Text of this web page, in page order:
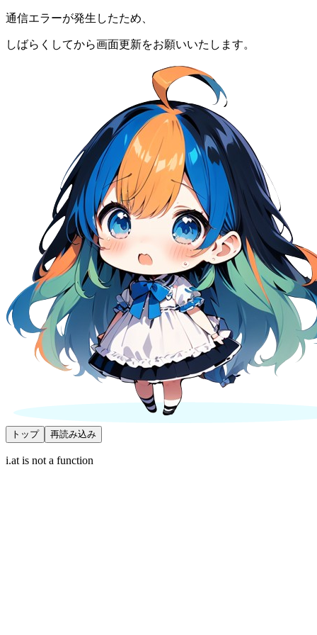
通信エラーが発生したため、
しばらくしてから画面更新をお願いいたします。
トップ 再読み込み
i.at is not a function